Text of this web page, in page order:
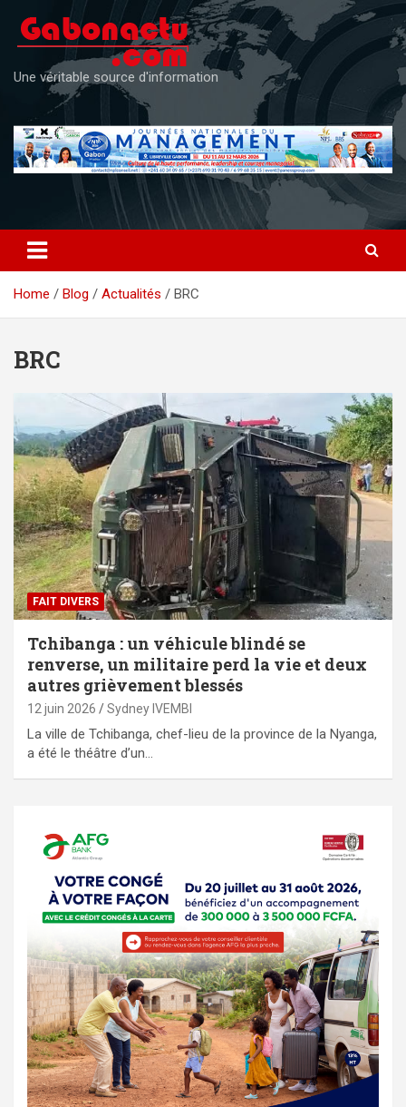
content
Une véritable source d'information
Home Blog Actualités BRC
BRC
FAIT DIVERS
Tchibanga : un véhicule blindé se
renverse, un militaire perd la vie et deux
autres grièvement blessés
12 juin 2026 Sydney IVEMBI
La ville de Tchibanga, chef-lieu de la province de la Nyanga,
a été le théâtre d’un…